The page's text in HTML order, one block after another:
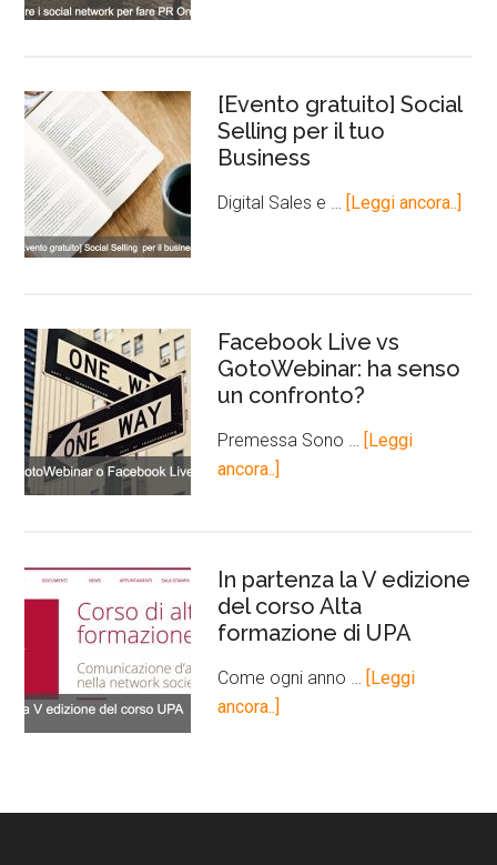
[Evento gratuito] Social
Selling per il tuo
Business
Digital Sales e … [Leggi ancora..]
Facebook Live vs
GotoWebinar: ha senso
un confronto?
Premessa Sono …
[Leggi
ancora..]
In partenza la V edizione
del corso Alta
formazione di UPA
Come ogni anno …
[Leggi
ancora..]